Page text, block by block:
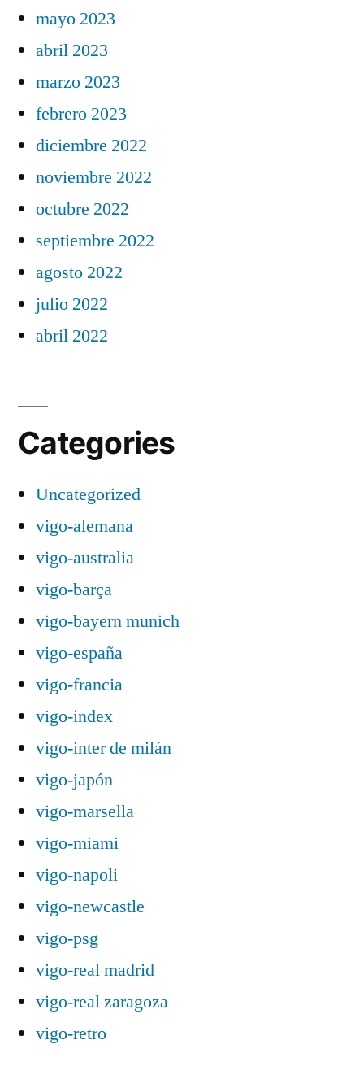
mayo 2023
abril 2023
marzo 2023
febrero 2023
diciembre 2022
noviembre 2022
octubre 2022
septiembre 2022
agosto 2022
julio 2022
abril 2022
Categories
Uncategorized
vigo-alemana
vigo-australia
vigo-barça
vigo-bayern munich
vigo-españa
vigo-francia
vigo-index
vigo-inter de milán
vigo-japón
vigo-marsella
vigo-miami
vigo-napoli
vigo-newcastle
vigo-psg
vigo-real madrid
vigo-real zaragoza
vigo-retro